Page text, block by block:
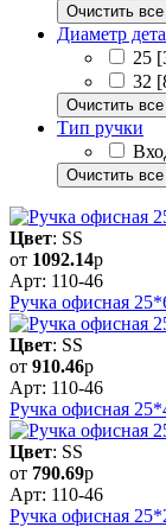
Очистить все
Диаметр
25
32
Очистить все
Тип ручки
Очистить все
Цвет: SS
от 1092.14р
Арт: 110-46
Ручка офисная
Цвет: SS
от 910.46р
Арт: 110-46
Ручка офисная
Цвет: SS
от 790.69р
Арт: 110-46
Ручка офисная